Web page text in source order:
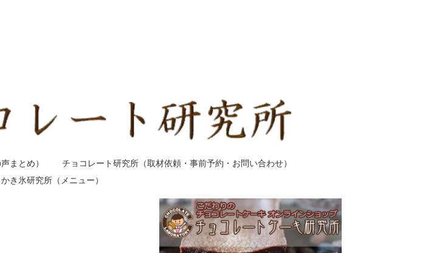
まとめ）
チョコレート研究所（取材依頼・事前予約・お問い合わせ）
かき氷研究所（メニュー）